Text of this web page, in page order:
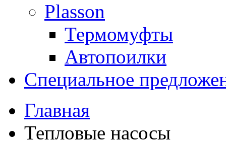
Plasson
Термомуфты
Автопоилки
Специальное
Главная
Тепловые насосы